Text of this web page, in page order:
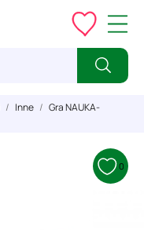
Inne
Gra NAUKA-
0